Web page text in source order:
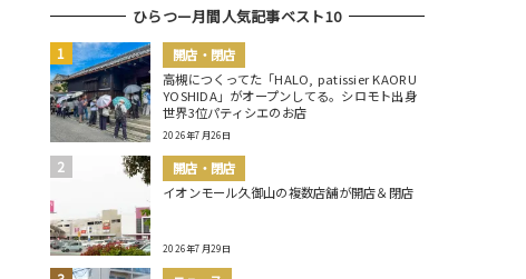
ひらつー月間人気記事ベスト10
開店・閉店
高槻につくってた「HALO, patissier KAORU
YOSHIDA」がオープンしてる。シロモト出身
世界3位パティシエのお店
2026年7月26日
開店・閉店
イオンモール久御山の複数店舗が開店＆閉店
2026年7月29日